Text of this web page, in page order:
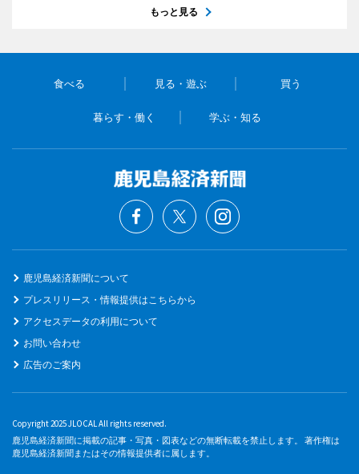
もっと見る
食べる 見る・遊ぶ 買う
暮らす・働く 学ぶ・知る
鹿児島経済新聞について
プレスリリース・情報提供はこちらから
アクセスデータの利用について
お問い合わせ
広告のご案内
Copyright 2025 JLOCAL All rights reserved.
鹿児島経済新聞に掲載の記事・写真・図表などの無断転載を禁止します。 著作権は
鹿児島経済新聞またはその情報提供者に属します。